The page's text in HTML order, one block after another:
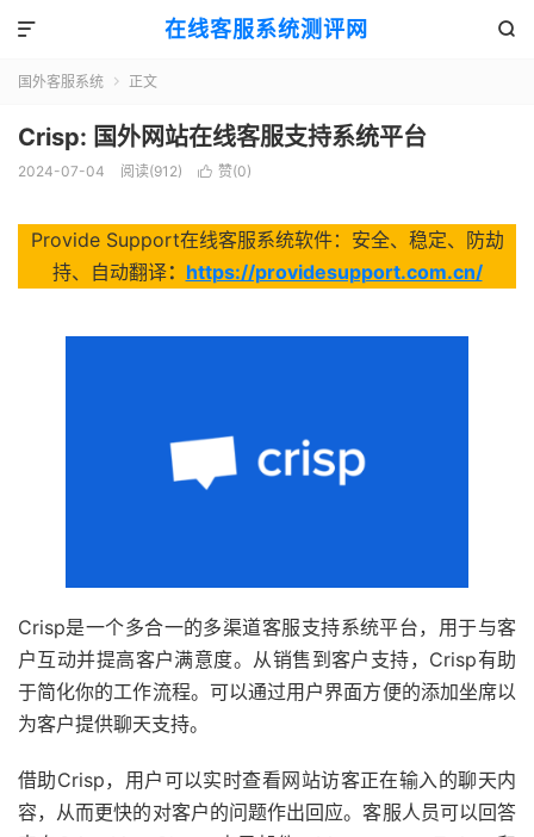
在线客服系统测评网 

国外客服系统  正文
Crisp: 国外网站在线客服支持系统平台
2024-07-04 阅读(912)  赞(0)
Provide Support在线客服系统软件：安全、稳定、防劫
持、自动翻译： https://providesupport.com.cn/
Crisp是一个多合一的多渠道客服支持系统平台，用于与客
户互动并提高客户满意度。从销售到客户支持，Crisp有助
于简化你的工作流程。可以通过用户界面方便的添加坐席以
为客户提供聊天支持。
借助Crisp，用户可以实时查看网站访客正在输入的聊天内
容，从而更快的对客户的问题作出回应。客服人员可以回答